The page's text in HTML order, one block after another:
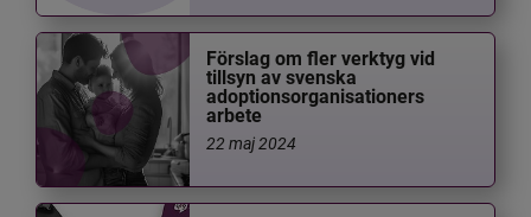
Förslag om fler verktyg vid
tillsyn av svenska
adoptionsorganisationers
arbete
22 maj 2024